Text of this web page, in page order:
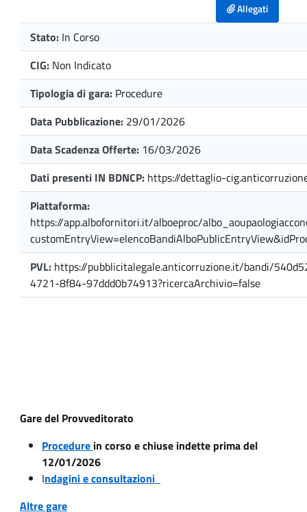
Allegati
Stato: In Corso
CIG: Non Indicato
Tipologia di gara: Procedure
Data Pubblicazione: 29/01/2026
Data Scadenza Offerte: 16/03/2026
Dati presenti IN BDNCP: https://dettaglio-
Piattaforma:
https://app.albofornitori.it/alboeproc/
PVL: https://pubblicitalegale.anticorruzione.it/bandi/
4721-8f84-97ddd0b74913?ricercaArchivio=false
Gare del Provveditorato
Procedure in corso e chiuse indette prima del
12/01/2026
Indagini e consultazioni
Altre gare